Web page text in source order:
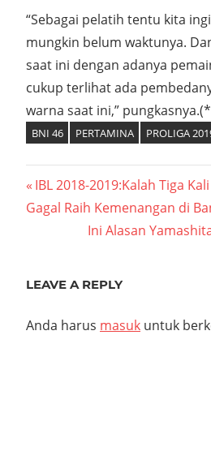
“Sebagai pelatih tentu kita
mungkin belum waktunya.
saat ini dengan adanya
cukup terlihat ada
warna saat ini,”
BNI 46 PERTAMINA PROLIGA
Navigasi
pos
Previous
Post:
IBL 2018-2019:Kalah Tiga
Gagal Raih Kemenangan di
Next
Ini Alasan
LEAVE A REPLY
Anda harus masuk untuk